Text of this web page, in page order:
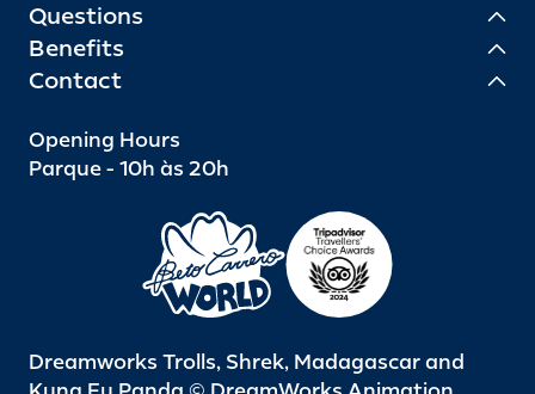
Questions
Benefits
Contact
Opening Hours
Parque - 10h às 20h
Dreamworks Trolls, Shrek, Madagascar and